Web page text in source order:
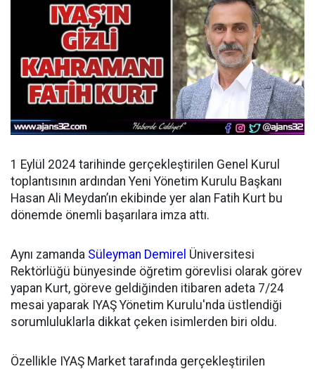
1 Eylül 2024 tarihinde gerçekleştirilen Genel Kurul
toplantısının ardından Yeni Yönetim Kurulu Başkanı
Hasan Ali Meydan’ın ekibinde yer alan Fatih Kurt bu
dönemde önemli başarılara imza attı.
Aynı zamanda Süleyman Demirel Üniversitesi
Rektörlüğü bünyesinde öğretim görevlisi olarak görev
yapan Kurt, göreve geldiğinden itibaren adeta 7/24
mesai yaparak IYAŞ Yönetim Kurulu'nda üstlendiği
sorumluluklarla dikkat çeken isimlerden biri oldu.
Özellikle IYAŞ Market tarafında gerçekleştirilen